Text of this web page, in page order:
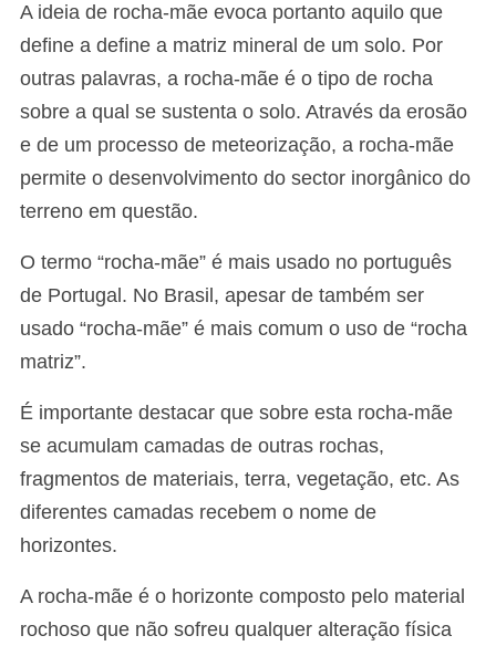
A ideia de rocha-mãe evoca portanto aquilo que
define a define a matriz mineral de um solo. Por
outras palavras, a rocha-mãe é o tipo de rocha
sobre a qual se sustenta o solo. Através da erosão
e de um processo de meteorização, a rocha-mãe
permite o desenvolvimento do sector inorgânico do
terreno em questão.
O termo “rocha-mãe” é mais usado no português
de Portugal. No Brasil, apesar de também ser
usado “rocha-mãe” é mais comum o uso de “rocha
matriz”.
É importante destacar que sobre esta rocha-mãe
se acumulam camadas de outras rochas,
fragmentos de materiais, terra, vegetação, etc. As
diferentes camadas recebem o nome de
horizontes.
A rocha-mãe é o horizonte composto pelo material
rochoso que não sofreu qualquer alteração física